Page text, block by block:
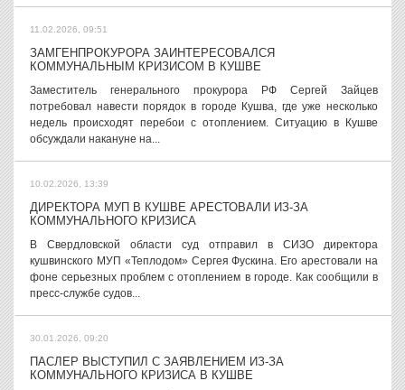
11.02.2026, 09:51
ЗАМГЕНПРОКУРОРА ЗАИНТЕРЕСОВАЛСЯ
КОММУНАЛЬНЫМ КРИЗИСОМ В КУШВЕ
Заместитель генерального прокурора РФ Сергей Зайцев
потребовал навести порядок в городе Кушва, где уже несколько
недель происходят перебои с отоплением. Ситуацию в Кушве
обсуждали накануне на...
10.02.2026, 13:39
ДИРЕКТОРА МУП В КУШВЕ АРЕСТОВАЛИ ИЗ-ЗА
КОММУНАЛЬНОГО КРИЗИСА
В Свердловской области суд отправил в СИЗО директора
кушвинского МУП «Теплодом» Сергея Фускина. Его арестовали на
фоне серьезных проблем с отоплением в городе. Как сообщили в
пресс-службе судов...
30.01.2026, 09:20
ПАСЛЕР ВЫСТУПИЛ С ЗАЯВЛЕНИЕМ ИЗ-ЗА
КОММУНАЛЬНОГО КРИЗИСА В КУШВЕ